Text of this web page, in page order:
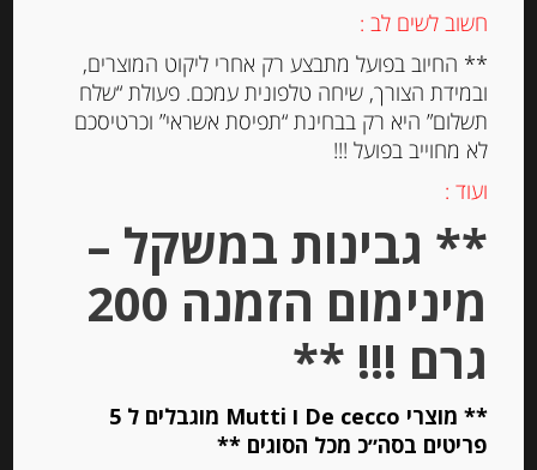
נוגט קראנצ’י מסורתי משקדי מרקונה
-
מחיר ל 100 גרם: 32.67 ש"ח
מחיר ל 100 גרם: 32.67 ש"ח
יחידות
חשוב לשים לב :
** החיוב בפועל מתבצע רק אחרי ליקוט המוצרים,
ובמידת הצורך, שיחה טלפונית עמכם. פעולת “שלח
תשלום” היא רק בבחינת “תפיסת אשראי” וכרטיסכם
לא מחוייב בפועל !!!
ועוד :
** גבינות במשקל –
מינימום הזמנה 200
גרם !!! **
** מוצרי De cecco ו Mutti מוגבלים ל 5
פריטים בסה״כ מכל הסוגים **